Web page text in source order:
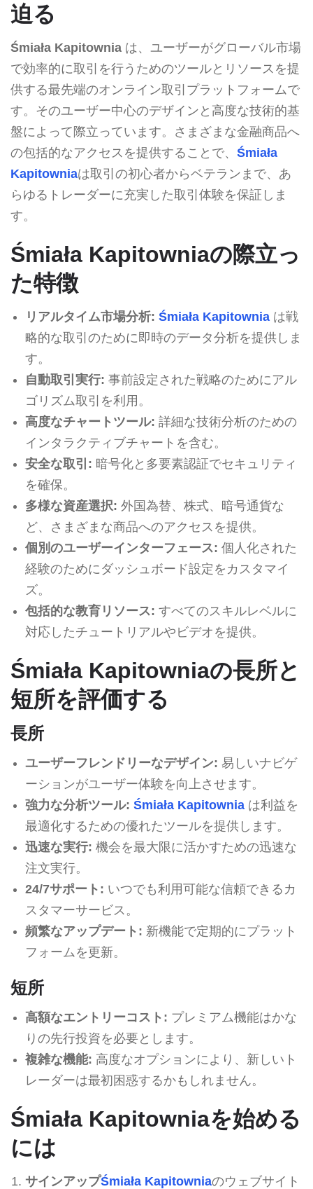
迫る
Śmiała Kapitownia は、ユーザーがグローバル市場
で効率的に取引を行うためのツールとリソースを提
供する最先端のオンライン取引プラットフォームで
す。そのユーザー中心のデザインと高度な技術的基
盤によって際立っています。さまざまな金融商品へ
の包括的なアクセスを提供することで、 Śmiała
Kapitowniaは取引の初心者からベテランまで、あ
らゆるトレーダーに充実した取引体験を保証しま
す。
Śmiała Kapitowniaの際立っ
た特徴
リアルタイム市場分析: Śmiała Kapitowniaは戦
略的な取引のために即時のデータ分析を提供しま
す。
自動取引実行: 事前設定された戦略のためにアル
ゴリズム取引を利用。
高度なチャートツール: 詳細な技術分析のための
インタラクティブチャートを含む。
安全な取引: 暗号化と多要素認証でセキュリティ
を確保。
多様な資産選択: 外国為替、株式、暗号通貨な
ど、さまざまな商品へのアクセスを提供。
個別のユーザーインターフェース: 個人化された
経験のためにダッシュボード設定をカスタマイ
ズ。
包括的な教育リソース: すべてのスキルレベルに
対応したチュートリアルやビデオを提供。
Śmiała Kapitowniaの長所と
短所を評価する
長所
ユーザーフレンドリーなデザイン: 易しいナビゲ
ーションがユーザー体験を向上させます。
強力な分析ツール: Śmiała Kapitowniaは利益を
最適化するための優れたツールを提供します。
迅速な実行: 機会を最大限に活かすための迅速な
注文実行。
24/7サポート: いつでも利用可能な信頼できるカ
スタマーサービス。
頻繁なアップデート: 新機能で定期的にプラット
フォームを更新。
短所
高額なエントリーコスト: プレミアム機能はかな
りの先行投資を必要とします。
複雑な機能: 高度なオプションにより、新しいト
レーダーは最初困惑するかもしれません。
Śmiała Kapitowniaを始める
には
サインアップŚmiała Kapitowniaのウェブサイト